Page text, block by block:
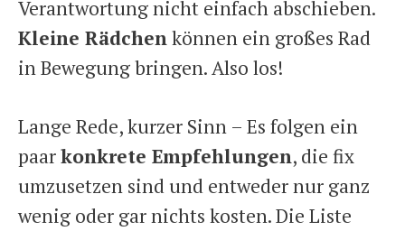
Verantwortung nicht einfach abschieben.
Kleine Rädchenkönnen ein großes Rad
in Bewegung bringen. Also los!
Lange Rede, kurzer Sinn – Es folgen ein
paarkonkrete Empfehlungen, die fix
umzusetzen sind und entweder nur ganz
wenig oder gar nichts kosten. Die Liste